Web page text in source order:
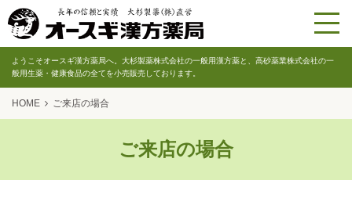
ようこそオースギ漢方薬局へ。大杉製薬株式会社の一般用漢方薬と、高砂薬業株式会社の一
般用生薬・健康食品の全てを小売販売しております。
HOME ご来店の場合
ご来店の場合